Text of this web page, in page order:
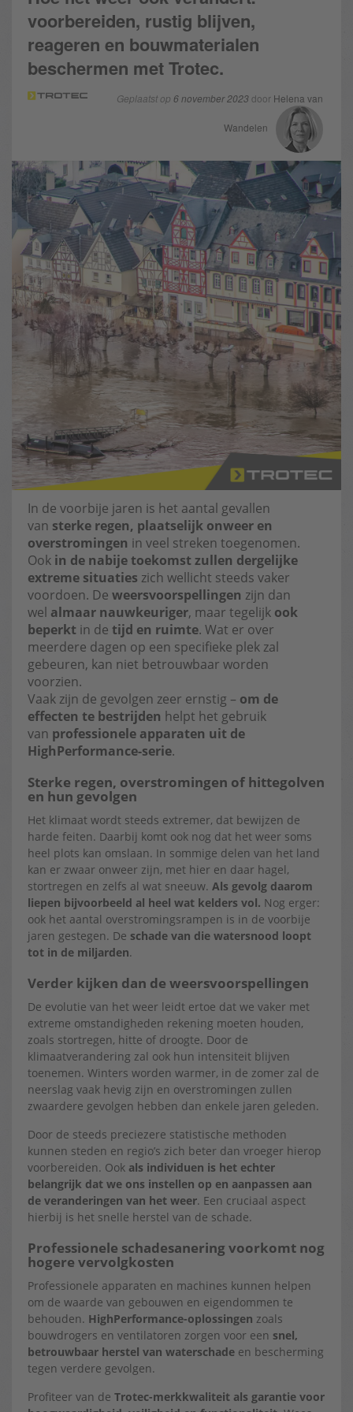
voorbereiden, rustig blijven,
reageren en bouwmaterialen
beschermen met Trotec.
Geplaatst op 6 november 2023door Helena van
Wandelen
In de voorbije jaren is het aantal gevallen
van sterke regen, plaatselijk onweer en
overstromingen in veel streken toegenomen.
Ook in de nabije toekomst zullen dergelijke
extreme situaties zich wellicht steeds vaker
voordoen. De weersvoorspellingen zijn dan
wel almaar nauwkeuriger, maar tegelijk ook
beperkt in de tijd en ruimte. Wat er over
meerdere dagen op een specifieke plek zal
gebeuren, kan niet betrouwbaar worden
voorzien.
Vaak zijn de gevolgen zeer ernstig – om de
effecten te bestrijden helpt het gebruik
van professionele apparaten uit de
HighPerformance-serie.
Sterke regen, overstromingen of hittegolven
en hun gevolgen
Het klimaat wordt steeds extremer, dat bewijzen de
harde feiten. Daarbij komt ook nog dat het weer soms
heel plots kan omslaan. In sommige delen van het land
kan er zwaar onweer zijn, met hier en daar hagel,
stortregen en zelfs al wat sneeuw. Als gevolg daarom
liepen bijvoorbeeld al heel wat kelders vol. Nog erger:
ook het aantal overstromingsrampen is in de voorbije
jaren gestegen. De schade van die watersnood loopt
tot in de miljarden.
Verder kijken dan de weersvoorspellingen
De evolutie van het weer leidt ertoe dat we vaker met
extreme omstandigheden rekening moeten houden,
zoals stortregen, hitte of droogte. Door de
klimaatverandering zal ook hun intensiteit blijven
toenemen. Winters worden warmer, in de zomer zal de
neerslag vaak hevig zijn en overstromingen zullen
zwaardere gevolgen hebben dan enkele jaren geleden.
Door de steeds preciezere statistische methoden
kunnen steden en regio’s zich beter dan vroeger hierop
voorbereiden. Ook als individuen is het echter
belangrijk dat we ons instellen op en aanpassen aan
de veranderingen van het weer. Een cruciaal aspect
hierbij is het snelle herstel van de schade.
Professionele schadesanering voorkomt nog
hogere vervolgkosten
Professionele apparaten en machines kunnen helpen
om de waarde van gebouwen en eigendommen te
behouden. HighPerformance-oplossingen zoals
bouwdrogers en ventilatoren zorgen voor een snel,
betrouwbaar herstel van waterschade en bescherming
tegen verdere gevolgen.
Profiteer van de Trotec-merkkwaliteit als garantie voor